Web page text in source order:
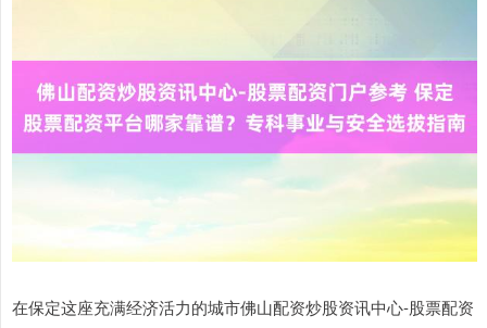
在保定这座充满经济活力的城市佛山配资炒股资讯中心-股票配资